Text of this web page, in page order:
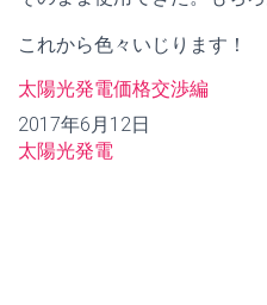
これから色々いじります！
太陽光発電価格交渉編
日付
2017年6月12日
関連理由
太陽光発電